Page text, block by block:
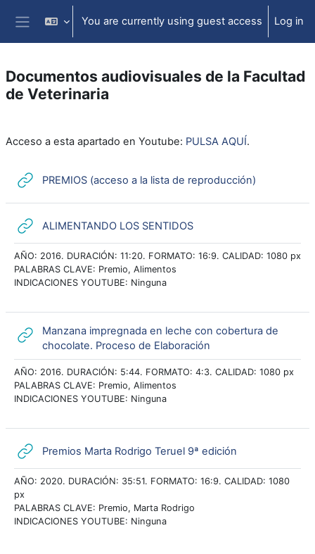
Skip to main content
Side panel
You are currently using guest access Log in
Documentos audiovisuales de la Facultad
de Veterinaria
Acceso a esta apartado en Youtube: PULSA AQUÍ.
PREMIOS (acceso a la lista de reproducción)
ALIMENTANDO LOS SENTIDOSURL
AÑO: 2016. DURACIÓN: 11:20. FORMATO: 16:9. CALIDAD: 1080 px
PALABRAS CLAVE: Premio, Alimentos
INDICACIONES YOUTUBE: Ninguna
Manzana impregnada en leche con cobertura de
chocolate. Proceso de Elaboración
AÑO: 2016. DURACIÓN: 5:44. FORMATO: 4:3. CALIDAD: 1080 px
PALABRAS CLAVE: Premio, Alimentos
INDICACIONES YOUTUBE: Ninguna
Premios Marta Rodrigo Teruel 9ª edición
AÑO: 2020. DURACIÓN: 35:51. FORMATO: 16:9. CALIDAD: 1080
px
PALABRAS CLAVE: Premio, Marta Rodrigo
INDICACIONES YOUTUBE: Ninguna